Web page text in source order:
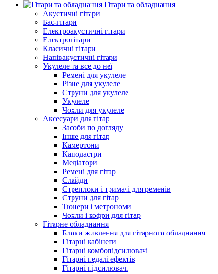
Гітари та обладнання
Акустичні гітари
Бас-гітари
Електроакустичні гітари
Електрогітари
Класичні гітари
Напівакустичні гітари
Укулеле та все до неї
Ремені для укулеле
Різне для укулеле
Струни для укулеле
Укулеле
Чохли для укулеле
Аксесуари для гітар
Засоби по догляду
Інше для гітар
Камертони
Каподастри
Медіатори
Ремені для гітар
Слайди
Стреплоки і тримачі для ременів
Струни для гітар
Тюнери і метрономи
Чохли і кофри для гітар
Гітарне обладнання
Блоки живлення для гітарного обладнання
Гітарні кабінети
Гітарні комбопідсилювачі
Гітарні педалі ефектів
Гітарні підсилювачі